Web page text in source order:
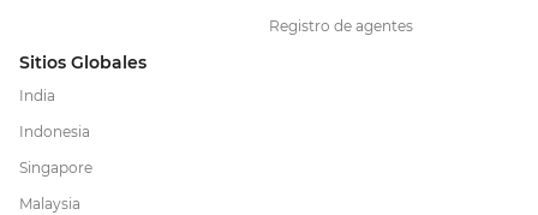
Registro de agentes
Sitios Globales
India
Indonesia
Singapore
Malaysia